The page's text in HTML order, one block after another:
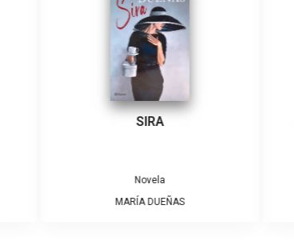
SIRA
Novela
MARÍA DUEÑAS